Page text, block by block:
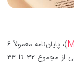
)، پایان‌نامه معمولاً ۶
واحد درسی را شامل می‌شود. این واحدها بخشی از مجموع ۳۲ تا ۳۳